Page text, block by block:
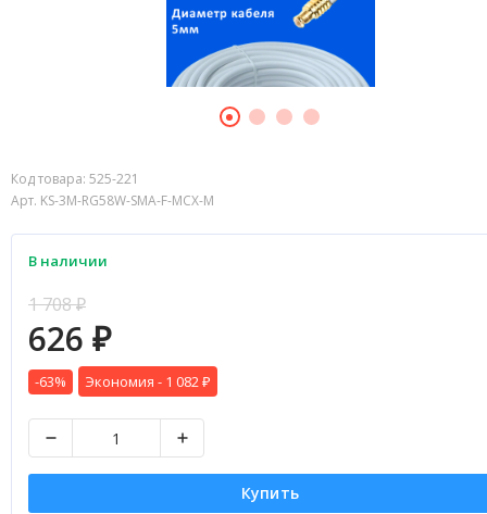
Код товара: 525-221
Арт. KS-3M-RG58W-SMA-F-MCX-M
В наличии
1 708₽
626 ₽
-63% Экономия - 1 082 ₽
Купить